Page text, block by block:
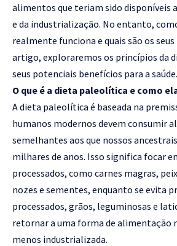
alimentos que teriam sido disponíveis
e da industrialização. No entanto,
realmente funciona e quais são os
artigo, exploraremos os princípios da
seus potenciais benefícios para a saúde.
O que é a dieta paleolítica e como
A dieta paleolítica é baseada na
humanos modernos devem consumir
semelhantes aos que nossos
milhares de anos. Isso significa focar
processados, como carnes magras,
nozes e sementes, enquanto se evita
processados, grãos, leguminosas e
retornar a uma forma de alimentação
menos industrializada.